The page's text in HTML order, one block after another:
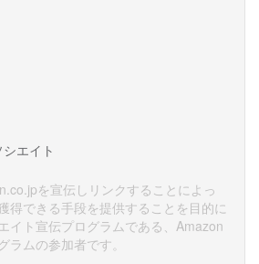
エイト
を宣伝しリンクすることによっ
得できる手段を提供することを目的に
イト宣伝プログラムである、Amazon
ラムの参加者です。